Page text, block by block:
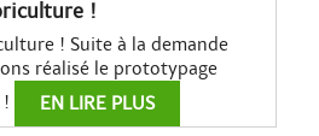
!
! Suite à la demande
réalisé le prototypage
EN LIRE PLUS